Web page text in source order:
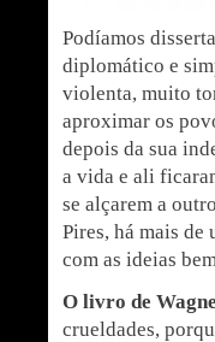
Podíamos
diplomático e
violenta, muito
aproximar os
depois da sua
a vida e ali
se alçarem a
Pires, há mais
com as ideias
O livro de
crueldades,